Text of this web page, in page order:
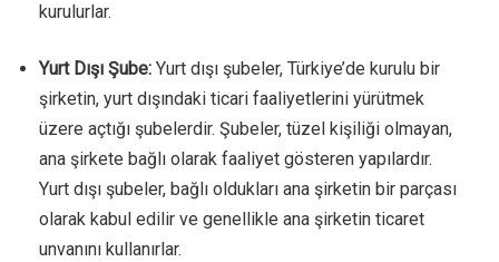
kurulurlar.
Yurt Dışı Şube: Yurt dışı şubeler, Türkiye’de kurulu bir
şirketin, yurt dışındaki ticari faaliyetlerini yürütmek
üzere açtığı şubelerdir. Şubeler, tüzel kişiliği olmayan,
ana şirkete bağlı olarak faaliyet gösteren yapılardır.
Yurt dışı şubeler, bağlı oldukları ana şirketin bir parçası
olarak kabul edilir ve genellikle ana şirketin ticaret
unvanını kullanırlar.